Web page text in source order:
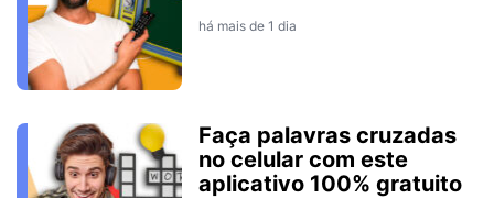
há mais de 1 dia
Faça palavras cruzadas
no celular com este
aplicativo 100% gratuito